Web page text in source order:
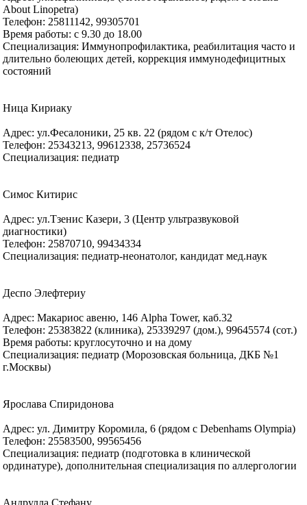
About Linopetra)
Телефон: 25811142, 99305701
Время работы: с 9.30 до 18.00
Специализация: Иммунопрофилактика, реабилитация часто и
длительно болеющих детей, коррекция иммунодефицитных
состояний
Ница Кириаку
Адрес: ул.Фесалоники, 25 кв. 22 (рядом с к/т Отелос)
Телефон: 25343213, 99612338, 25736524
Специализация: педиатр
Симос Китирис
Адрес: ул.Тзенис Казери, 3 (Центр ультразвуковой
диагностики)
Телефон: 25870710, 99434334
Специализация: педиатр-неонатолог, кандидат мед.наук
Деспо Элефтериу
Адрес: Макариос авеню, 146 Alpha Tower, каб.32
Телефон: 25383822 (клиника), 25339297 (дом.), 99645574 (сот.)
Время работы: круглосуточно и на дому
Специализация: педиатр (Морозовская больница, ДКБ №1
г.Москвы)
Ярослава Спиридонова
Адрес: ул. Димитру Коромила, 6 (рядом с Debenhams Olympia)
Телефон: 25583500, 99565456
Специализация: педиатр (подготовка в клинической
ординатуре), дополнительная специализация по аллергологии
Андрулла Стефану